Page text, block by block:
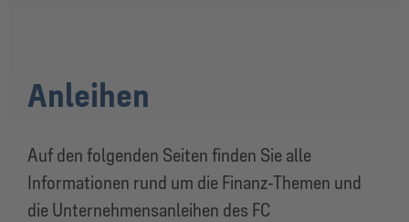
Anleihen
Auf den folgenden Seiten finden Sie alle
Informationen rund um die Finanz-Themen und
die Unternehmensanleihen des FC